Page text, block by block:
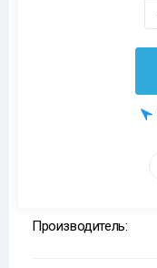
Производитель: